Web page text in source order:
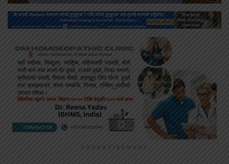
ADVERTISEMENT